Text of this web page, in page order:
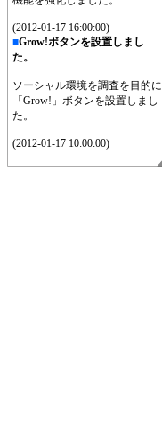
(2012-01-17 16:00:00)
■Grow!ボタンを設置しまし
た。
ソーシャル環境を調査を目的に
「Grow!」ボタンを設置しまし
た。
(2012-01-17 10:00:00)